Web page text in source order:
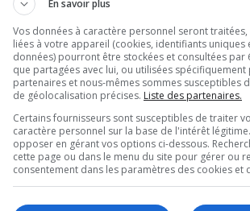
correspond à un millionième de
et chercheurs d’avoir accès aux
une grande variété de domaines.
les télécommunications.
de demeurer un centre d’excellence
du laboratoire, le professeur
En savoir plus
Vos données à caractère personnel seront
liées à votre appareil (cookies, identifiants uniques
données) pourront être stockées et consultées par
que partagées avec lui, ou utilisées spécifiquement
partenaires et nous-mêmes sommes susceptibles
de géolocalisation précises. Liste des partenaires.
Certains fournisseurs sont susceptibles de traiter
caractère personnel sur la base de l'intérêt
opposer en gérant vos options ci-dessous.
cette page ou dans le menu du site pour gérer ou
consentement dans les paramètres des cookies et